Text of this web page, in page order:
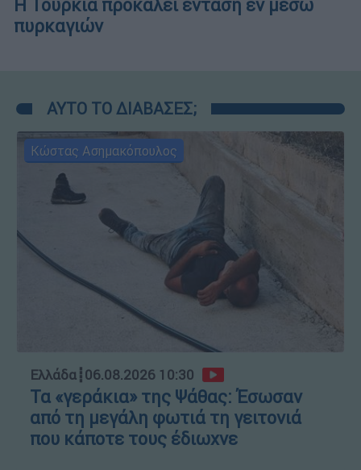
Η Τουρκία προκαλεί ένταση εν μέσω
πυρκαγιών
ΑΥΤΟ ΤΟ ΔΙΑΒΑΣΕΣ;
Κώστας Ασημακόπουλος
Ελλάδα┋06.08.2026 10:30
Τα «γεράκια» της Ψάθας: Έσωσαν
από τη μεγάλη φωτιά τη γειτονιά
που κάποτε τους έδιωχνε